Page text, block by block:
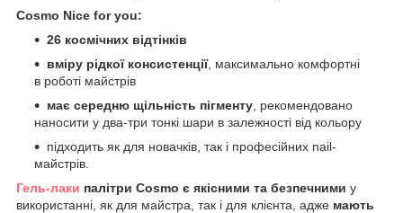
Cosmo Nice for you:
26 космічних відтінків
вміру рідкої консистенції, максимально комфортні
в роботі майстрів
має середню щільність пігменту , рекомендовано
наносити у два-три тонкі шари в залежності від кольору
підходить як для новачків, так і професійних nail-
майстрів.
Гель-лаки палітри Cosmo є якісними та безпечними у
використанні, як для майстра, так і для клієнта, адже мають